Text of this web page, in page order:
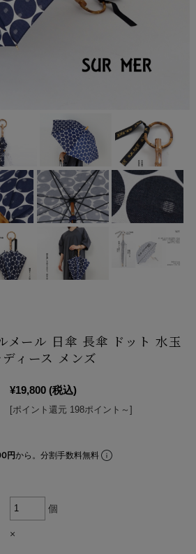
メール 日傘 長傘 ドット 水玉
ィース メンズ
¥19,800 (税込)
[ポイント還元 198ポイント～]
円から。分割手数料無料
個
×